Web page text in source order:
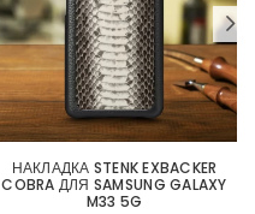
НАКЛАДКА STENK EXBACKER
COBRA ДЛЯ SAMSUNG GALAXY
M33 5G